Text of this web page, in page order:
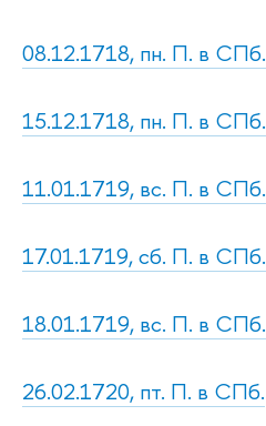
08.12.1718, пн. П. в СПб.
15.12.1718, пн. П. в СПб.
11.01.1719, вс. П. в СПб.
17.01.1719, сб. П. в СПб.
18.01.1719, вс. П. в СПб.
26.02.1720, пт. П. в СПб.